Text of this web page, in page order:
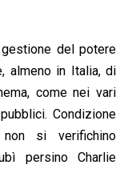
del potere
almeno in Italia, di
come nei vari
Condizione
non si verifichino
persino Charlie